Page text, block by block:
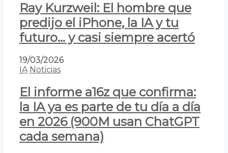
Ray Kurzweil: El hombre que
predijo el iPhone, la IA y tu
futuro… y casi siempre acertó
19/03/2026
IA Noticias
El informe a16z que confirma:
la IA ya es parte de tu día a día
en 2026 (900M usan ChatGPT
cada semana)